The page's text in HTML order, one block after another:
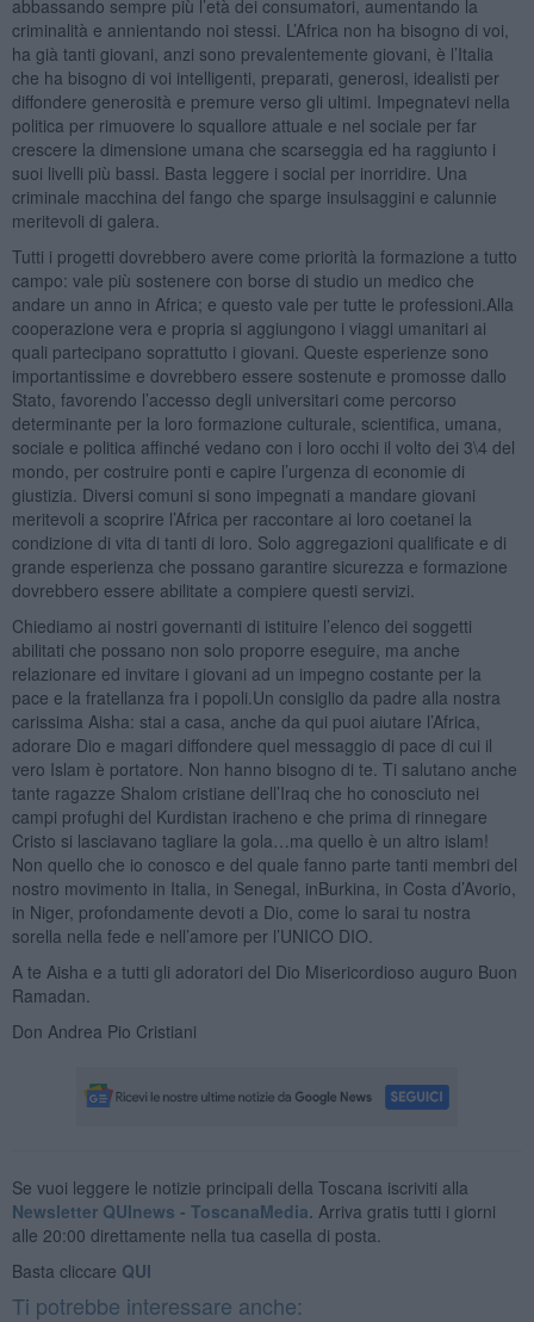
abbassando sempre più l’età dei consumatori, aumentando la
criminalità e annientando noi stessi. L’Africa non ha bisogno di voi,
ha già tanti giovani, anzi sono prevalentemente giovani, è l’Italia
che ha bisogno di voi intelligenti, preparati, generosi, idealisti per
diffondere generosità e premure verso gli ultimi. Impegnatevi nella
politica per rimuovere lo squallore attuale e nel sociale per far
crescere la dimensione umana che scarseggia ed ha raggiunto i
suoi livelli più bassi. Basta leggere i social per inorridire. Una
criminale macchina del fango che sparge insulsaggini e calunnie
meritevoli di galera.
Tutti i progetti dovrebbero avere come priorità la formazione a tutto
campo: vale più sostenere con borse di studio un medico che
andare un anno in Africa; e questo vale per tutte le professioni.Alla
cooperazione vera e propria si aggiungono i viaggi umanitari ai
quali partecipano soprattutto i giovani. Queste esperienze sono
importantissime e dovrebbero essere sostenute e promosse dallo
Stato, favorendo l’accesso degli universitari come percorso
determinante per la loro formazione culturale, scientifica, umana,
sociale e politica affinché vedano con i loro occhi il volto dei 3\4 del
mondo, per costruire ponti e capire l’urgenza di economie di
giustizia. Diversi comuni si sono impegnati a mandare giovani
meritevoli a scoprire l’Africa per raccontare ai loro coetanei la
condizione di vita di tanti di loro. Solo aggregazioni qualificate e di
grande esperienza che possano garantire sicurezza e formazione
dovrebbero essere abilitate a compiere questi servizi.
Chiediamo ai nostri governanti di istituire l’elenco dei soggetti
abilitati che possano non solo proporre eseguire, ma anche
relazionare ed invitare i giovani ad un impegno costante per la
pace e la fratellanza fra i popoli.Un consiglio da padre alla nostra
carissima Aisha: stai a casa, anche da qui puoi aiutare l’Africa,
adorare Dio e magari diffondere quel messaggio di pace di cui il
vero Islam è portatore. Non hanno bisogno di te. Ti salutano anche
tante ragazze Shalom cristiane dell’Iraq che ho conosciuto nei
campi profughi del Kurdistan iracheno e che prima di rinnegare
Cristo si lasciavano tagliare la gola…ma quello è un altro islam!
Non quello che io conosco e del quale fanno parte tanti membri del
nostro movimento in Italia, in Senegal, inBurkina, in Costa d’Avorio,
in Niger, profondamente devoti a Dio, come lo sarai tu nostra
sorella nella fede e nell’amore per l’UNICO DIO.
A te Aisha e a tutti gli adoratori del Dio Misericordioso auguro Buon
Ramadan.
Don Andrea Pio Cristiani
Se vuoi leggere le notizie principali della Toscana iscriviti alla
Newsletter QUInews - ToscanaMedia. Arriva gratis tutti i giorni
alle 20:00 direttamente nella tua casella di posta.
Basta cliccare QUI
Ti potrebbe interessare anche: